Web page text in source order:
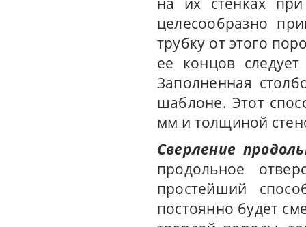
целесообразно
трубку от этого
ее концов
Заполненная
шаблоне. Этот
мм и толщиной
Сверление
продольное
простейший
постоянно будет